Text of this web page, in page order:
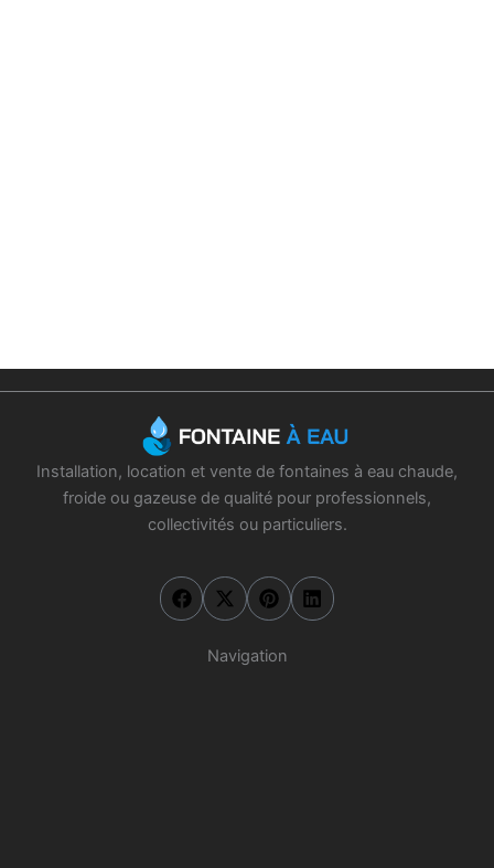
Installation, location et vente de fontaines à eau chaude,
froide ou gazeuse de qualité pour professionnels,
collectivités ou particuliers.
F
a
c
X
-
t
i
P
i
n
e
L
i
n
Navigation